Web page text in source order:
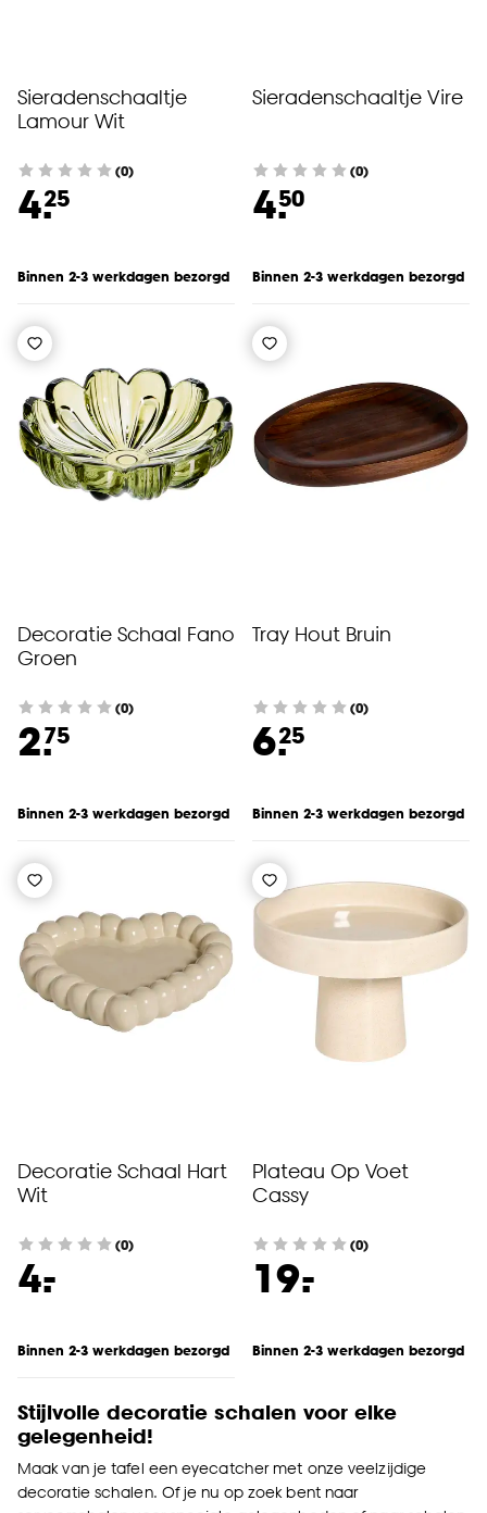
Sieradenschaaltje
Lamour Wit
(0)
4.25
Binnen 2-3 werkdagen bezorgd
Sieradenschaaltje Vire
(0)
4.50
Binnen 2-3 werkdagen bezorgd
Decoratie Schaal Fano
Groen
(0)
2.75
Binnen 2-3 werkdagen bezorgd
Tray Hout Bruin
(0)
6.25
Binnen 2-3 werkdagen bezorgd
Decoratie Schaal Hart
Wit
(0)
4.
-
Binnen 2-3 werkdagen bezorgd
Plateau Op Voet
Cassy
(0)
19.
-
Binnen 2-3 werkdagen bezorgd
Stijlvolle decoratie schalen voor elke
gelegenheid!
Maak van je tafel een eyecatcher met onze veelzijdige
decoratie schalen. Of je nu op zoek bent naar